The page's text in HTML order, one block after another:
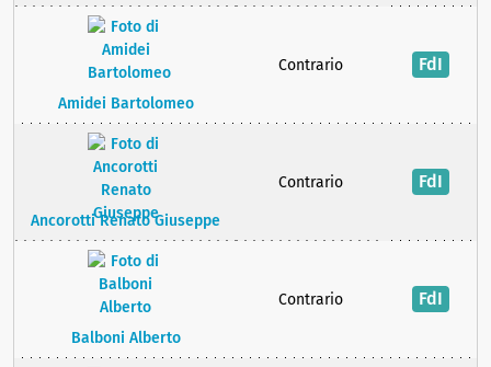
Amidei Bartolomeo
Contrario FdI
Ancorotti Renato Giuseppe
Contrario FdI
Balboni Alberto
Contrario FdI